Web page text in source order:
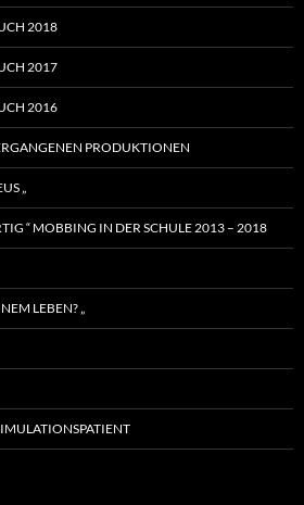
2018
2017
2016
PRODUKTIONEN
„
“ MOBBING IN DER SCHULE 2013 – 2018
LEBEN? „